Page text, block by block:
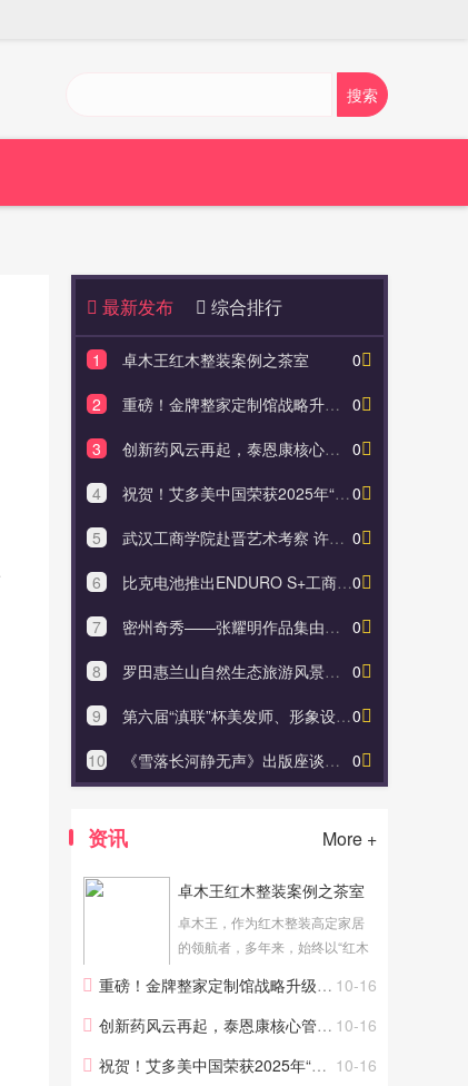
最新发布 综合排行
0
1
卓木王红木整装案例之茶室
0
2
重磅！金牌整家定制馆战略升级"G金牌|整家大家居"！
0
3
创新药风云再起，泰恩康核心管线步入关键阶段，CKBA价值获诺奖背书
0
4
祝贺！艾多美中国荣获2025年“GPTW 大中华区女性最佳职场”奖项！
0
5
武汉工商学院赴晋艺术考察 许开强院长现场指导学生专业实践
0
6
比克电池推出ENDURO S+工商业液冷一体柜，打造安全高效灵活储能系统
0
7
密州奇秀——张耀明作品集由天津人民美术出版社出版发行
0
8
罗田惠兰山自然生态旅游风景区欢迎你，罗田向导蔡世峰宣
0
9
第六届“滇联”杯美发师、形象设计师决赛在云南昆明举行
0
10 《雪落长河静无声》出版座谈会在京举行
资讯 More +
卓木王红木整装案例之茶室
卓木王，作为红木整装高定家居
的领航者，多年来，始终以“红木
定位，专注于传承祖宅、传世大
宅、高端别墅合院、古建寺庙、
的整装定制，深度挖掘中式美学...
10-16
重磅！金牌整家定制馆战略升级"G金牌|整家大家居"！
10-16
创新药风云再起，泰恩康核心管线步入关键阶段，CKBA价值获诺奖背书
10-16
祝贺！艾多美中国荣获2025年“GPTW 大中华区女性最佳职场”奖项！